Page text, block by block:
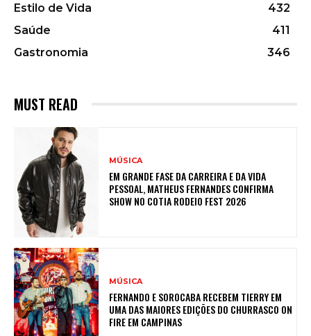
Estilo de Vida
432
Saúde
411
Gastronomia
346
MUST READ
MÚSICA
EM GRANDE FASE DA CARREIRA E DA VIDA
PESSOAL, MATHEUS FERNANDES CONFIRMA
SHOW NO COTIA RODEIO FEST 2026
MÚSICA
FERNANDO E SOROCABA RECEBEM TIERRY EM
UMA DAS MAIORES EDIÇÕES DO CHURRASCO ON
FIRE EM CAMPINAS